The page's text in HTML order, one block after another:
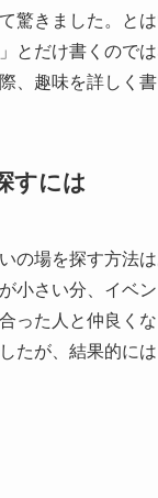
驚きました。と
とだけ書くので
、趣味を詳しく
すには
の場を探す方法
小さい分、イベ
った人と仲良く
たが、結果的に